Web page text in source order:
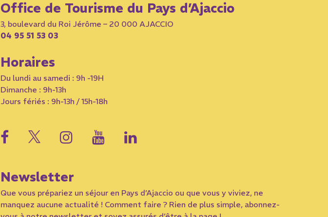
Office de Tourisme du Pays d’Ajaccio
3, boulevard du Roi Jérôme – 20 000 AJACCIO
04 95 51 53 03
Horaires
Du lundi au samedi : 9h -19H
Dimanche : 9h-13h
Jours fériés : 9h-13h / 15h-18h
Newsletter
Que vous prépariez un séjour en Pays d’Ajaccio ou que vous y viviez, ne
manquez aucune actualité ! Comment faire ? Rien de plus simple, abonnez-